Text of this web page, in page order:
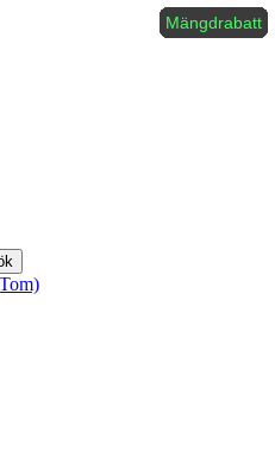
Mängdrabatt
Mängdrabatt
Mängdrabatt
Mängdrabatt
Mängdrabatt
Mängdrabatt
Mängdrabatt
Mängdrabatt
Mängdrabatt